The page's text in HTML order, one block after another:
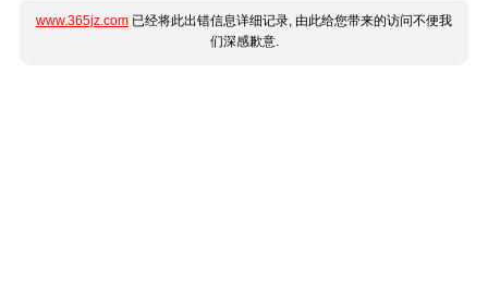
www.365jz.com 已经将此出错信息详细记录, 由此给您带来的访问不便我
们深感歉意.